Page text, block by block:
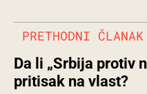
PRETHODNI ČLANAK
Da li „Srbija protiv
pritisak na vlast?